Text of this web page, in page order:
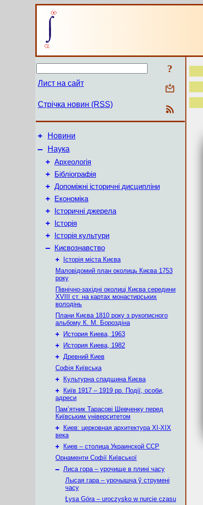
?
Лист на сайт
Стрічка новин (RSS)
+ Новини
–
Наука
+ Археологія
+ Бібліографія
+ Допоміжні історичні дисципліни
+ Економіка
+ Історичні джерела
+ Історія
+ Історія культури
– Києвознавство
+
Історія міста Києва
Маловідомий план околиць Києва 1753
року
Північно-західні околиці Києва середини
XVIII ст. на картах монастирських
володінь
Плани Києва 1810 року з рукописного
альбому К. М. Бороздіна
+
История Киева, 1963
+
История Киева, 1982
+ Древний Киев
Софія Київська
+
Культурна спадщина Києва
+
Київ 1917 – 1919 рр. Події, особи,
адреси
Пам’ятник Тарасові Шевченку перед
Київським університетом
+
Киев: церковная архитектура XI-XIX
века
+
Киев – столица Украинской ССР
Орнаменти Софії Київської
– Лиса гора – урочище в плині часу
Лысая гара – урочышча ў струмені
часу
Łysa Góra – uroczysko w nurcie czasu